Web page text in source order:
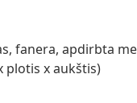
fanera, apdirbta
plotis x aukštis)